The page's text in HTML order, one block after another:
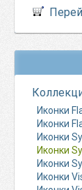
Иконки
Иконки
Иконки
Иконки
Иконки
Иконки